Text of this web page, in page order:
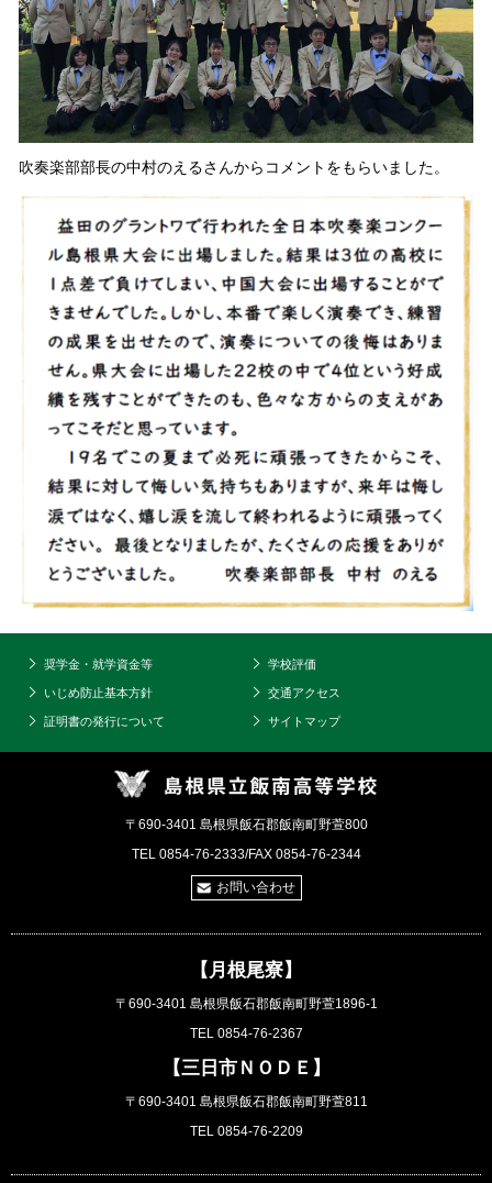
吹奏楽部部長の中村のえるさんからコメントをもらいました。
奨学金・就学資金等 学校評価
いじめ防止基本方針 交通アクセス
証明書の発行について サイトマップ
〒690-3401 島根県飯石郡飯南町野萱800
TEL 0854-76-2333/FAX 0854-76-2344
お問い合わせ
【月根尾寮】
〒690-3401 島根県飯石郡飯南町野萱1896-1
TEL 0854-76-2367
【三日市ＮＯＤＥ】
〒690-3401 島根県飯石郡飯南町野萱811
TEL 0854-76-2209